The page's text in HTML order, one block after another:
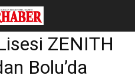
ZENITH
Bolu’da